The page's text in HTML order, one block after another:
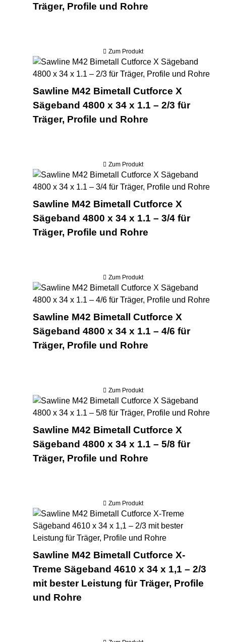
Träger, Profile und Rohre
Zum Produkt
Sawline M42 Bimetall Cutforce X
Sägeband 4800 x 34 x 1.1 – 2/3 für
Träger, Profile und Rohre
Zum Produkt
Sawline M42 Bimetall Cutforce X
Sägeband 4800 x 34 x 1.1 – 3/4 für
Träger, Profile und Rohre
Zum Produkt
Sawline M42 Bimetall Cutforce X
Sägeband 4800 x 34 x 1.1 – 4/6 für
Träger, Profile und Rohre
Zum Produkt
Sawline M42 Bimetall Cutforce X
Sägeband 4800 x 34 x 1.1 – 5/8 für
Träger, Profile und Rohre
Zum Produkt
Sawline M42 Bimetall Cutforce X-
Treme Sägeband 4610 x 34 x 1,1 – 2/3
mit bester Leistung für Träger, Profile
und Rohre